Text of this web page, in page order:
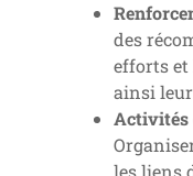
des
efforts et
ainsi
Activités